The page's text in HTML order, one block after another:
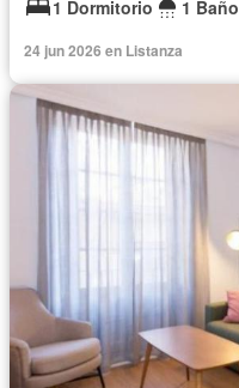
1 Dormitorio 1 Baño
24 jun 2026 en Listanza